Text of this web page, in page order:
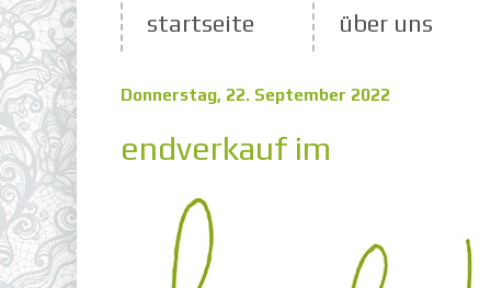
startseite über uns
Donnerstag, 22. September 2022
endverkauf im